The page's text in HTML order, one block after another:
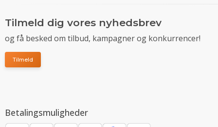
Tilmeld dig vores nyhedsbrev
og få besked om tilbud, kampagner og konkurrencer!
Tilmeld
Betalingsmuligheder